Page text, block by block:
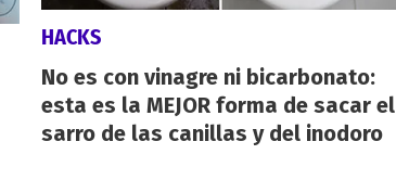
HACKS
No es con vinagre ni bicarbonato:
esta es la MEJOR forma de sacar el
sarro de las canillas y del inodoro